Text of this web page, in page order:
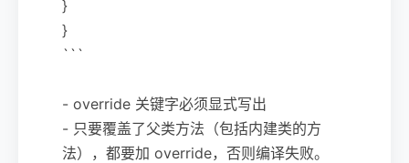
}
}
```
- override 关键字必须显式写出
- 只要覆盖了父类方法（包括内建类的方
法），都要加 override，否则编译失败。